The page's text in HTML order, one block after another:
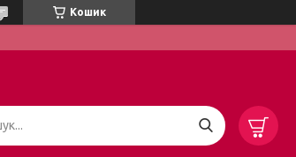
Кошик